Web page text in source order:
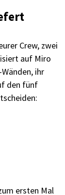
Crew, zwei
auf Miro
ihr
den fünf
ersten Mal